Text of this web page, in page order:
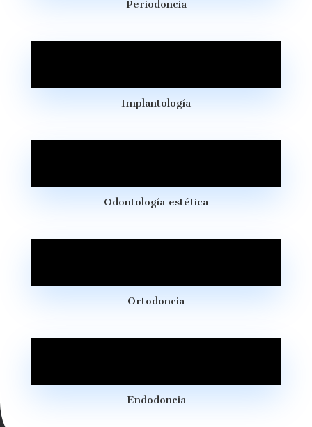
Periodoncia
Implantología
Odontología estética
Ortodoncia
Endodoncia